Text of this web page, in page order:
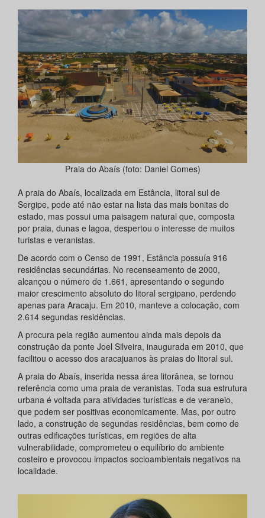
Praia do Abaís (foto: Daniel Gomes)
A praia do Abaís, localizada em Estância, litoral sul de
Sergipe, pode até não estar na lista das mais bonitas do
estado, mas possui uma paisagem natural que, composta
por praia, dunas e lagoa, despertou o interesse de muitos
turistas e veranistas.
De acordo com o Censo de 1991, Estância possuía 916
residências secundárias. No recenseamento de 2000,
alcançou o número de 1.661, apresentando o segundo
maior crescimento absoluto do litoral sergipano, perdendo
apenas para Aracaju. Em 2010, manteve a colocação, com
2.614 segundas residências.
A procura pela região aumentou ainda mais depois da
construção da ponte Joel Silveira, inaugurada em 2010, que
facilitou o acesso dos aracajuanos às praias do litoral sul.
A praia do Abaís, inserida nessa área litorânea, se tornou
referência como uma praia de veranistas. Toda sua estrutura
urbana é voltada para atividades turísticas e de veraneio,
que podem ser positivas economicamente. Mas, por outro
lado, a construção de segundas residências, bem como de
outras edificações turísticas, em regiões de alta
vulnerabilidade, comprometeu o equilíbrio do ambiente
costeiro e provocou impactos socioambientais negativos na
localidade.